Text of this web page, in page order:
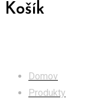
Košík
Domov
Produkty